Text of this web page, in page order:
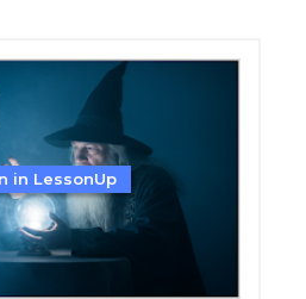
in LessonUp